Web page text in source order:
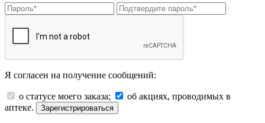
Я согласен на получение сообщений:
о статусе моего заказа;
об акциях, проводимых в
аптеке.
Зарегистрироваться